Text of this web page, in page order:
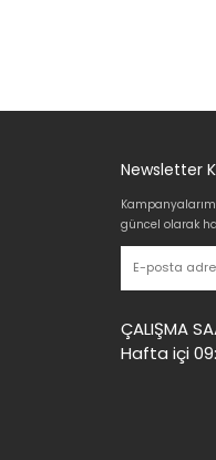
Newsletter
güncel olarak
ÇALIŞMA
Hafta içi